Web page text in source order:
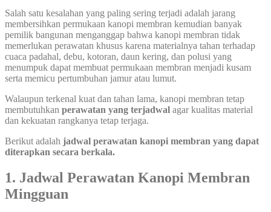
Salah satu kesalahan yang paling sering terjadi adalah jarang
membersihkan permukaan kanopi membran kemudian banyak
pemilik bangunan menganggap bahwa kanopi membran tidak
memerlukan perawatan khusus karena materialnya tahan terhadap
cuaca padahal, debu, kotoran, daun kering, dan polusi yang
menumpuk dapat membuat permukaan membran menjadi kusam
serta memicu pertumbuhan jamur atau lumut.
Walaupun terkenal kuat dan tahan lama, kanopi membran tetap
membutuhkan perawatan yang terjadwal agar kualitas material
dan kekuatan rangkanya tetap terjaga.
Berikut adalah jadwal perawatan kanopi membran yang dapat
diterapkan secara berkala.
1. Jadwal Perawatan Kanopi Membran
Mingguan